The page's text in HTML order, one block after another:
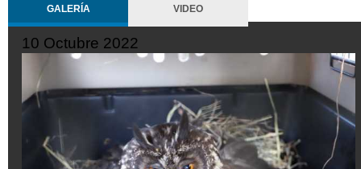
GALERÍA VIDEO
10 Octubre 2022